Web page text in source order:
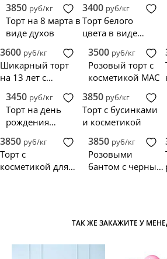
3850 руб/кг
Торт на 8 марта в
виде духов
3400 руб/кг
Торт белого
цвета в виде
Шанель
3600 руб/кг
Шикарный торт
на 13 лет с
розами
3500 руб/кг
Розовый торт с
косметикой MAC
3450 руб/кг
Торт на день
рождения
3850 руб/кг
Торт с бусинками
и косметикой
3850 руб/кг
Торт с
косметикой для
3850 руб/кг
Розовыми
бантом с черным
ТАК ЖЕ ЗАКАЖИТЕ У